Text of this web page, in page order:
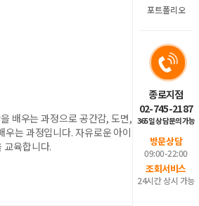
포트폴리오
종로지점
02-745-2187
365일 상담문의가능
방문상담
09:00-22:00
조회서비스
24시간 상시 가능
배우는 과정으로 공간감, 도면, 아
는 과정입니다. 자유로운 아이디
교육합니다.